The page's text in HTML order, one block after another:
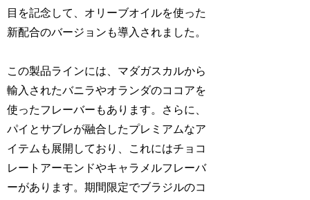
目を記念して、オリーブオイルを使った
新配合のバージョンも導入されました。
この製品ラインには、マダガスカルから
輸入されたバニラやオランダのココアを
使ったフレーバーもあります。さらに、
パイとサブレが融合したプレミアムなア
イテムも展開しており、これにはチョコ
レートアーモンドやキャラメルフレーバ
ーがあります。期間限定でブラジルのコ